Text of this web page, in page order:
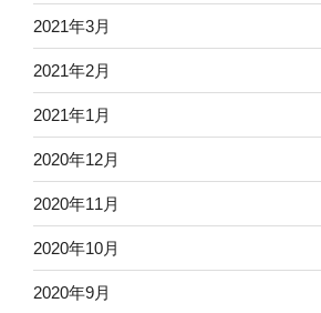
2021年3月
2021年2月
2021年1月
2020年12月
2020年11月
2020年10月
2020年9月